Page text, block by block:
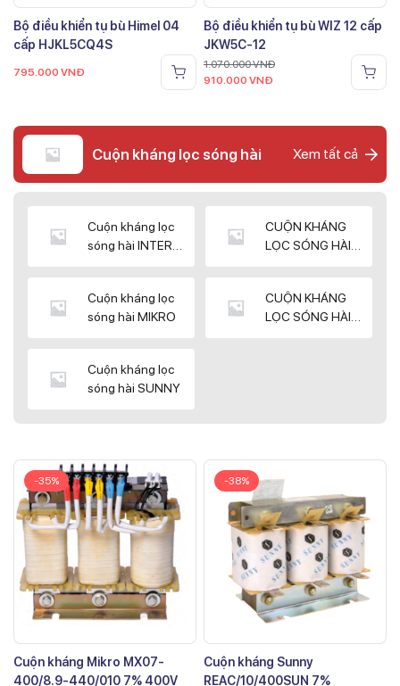
Bộ điều khiển tụ bù Himel 04
cấp HJKL5CQ4S
795.000 VNĐ
Bộ điều khiển tụ bù WIZ 12 cấp
JKW5C-12
1.070.000VNĐ
910.000 VNĐ
Cuộn kháng lọc sóng hài Xem tất cả
Cuộn kháng lọc
sóng hài INTER
CUỘN KHÁNG
LỌC SÓNG HÀI
Cuộn kháng lọc
sóng hài MIKRO
CUỘN KHÁNG
LỌC SÓNG HÀI
Cuộn kháng lọc
sóng hài SUNNY
-35%
Cuộn kháng Mikro MX07-
400/8.9-440/010 7% 400V
-38%
Cuộn kháng Sunny
REAC/10/400SUN 7%